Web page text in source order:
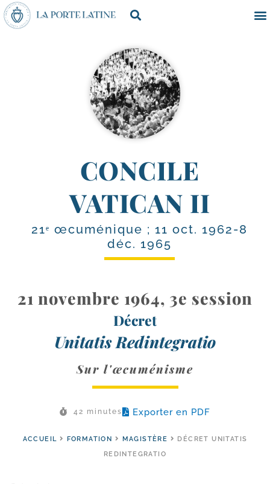
CONCILE
VATICAN II
21ᵉ œcuménique ; 11 oct. 1962-8
déc. 1965
21 novembre 1964, 3e session
Décret
Unitatis Redintegratio
Sur l'œcuménisme
42 minutes Exporter en PDF
ACCUEIL FORMATION MAGISTÈRE
DÉCRET UNITATIS
REDINTEGRATIO